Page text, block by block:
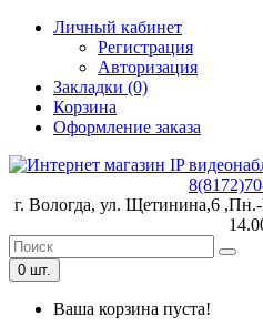
Личный кабинет
Регистрация
Авторизация
Закладки (0)
Корзина
Оформление заказа
г. Вологда, ул. Щетинина,6
0 шт.
Ваша корзина пуста!